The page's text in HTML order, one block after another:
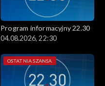
Program informacyjny 22.30
04.08.2026, 22:30
OSTATNIA SZANSA